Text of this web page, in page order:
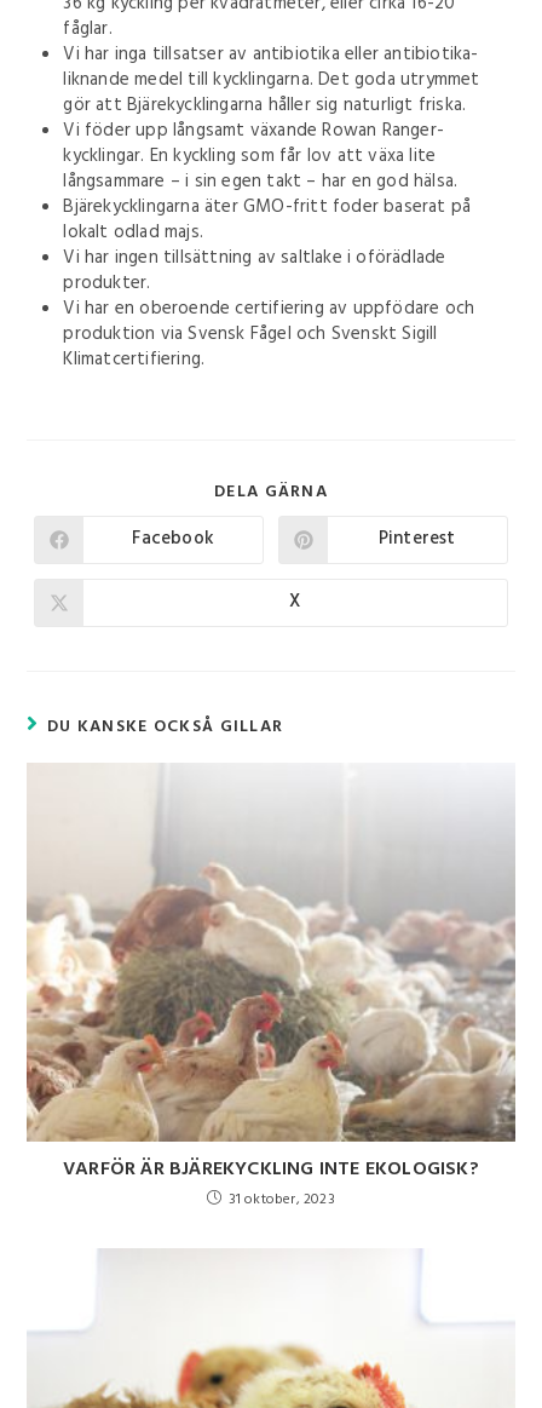
fåglar.
Vi har inga tillsatser av antibiotika eller antibiotika-
liknande medel till kycklingarna. Det goda utrymmet
gör att Bjärekycklingarna håller sig naturligt friska.
Vi föder upp långsamt växande Rowan Ranger-
kycklingar. En kyckling som får lov att växa lite
långsammare – i sin egen takt – har en god hälsa.
Bjärekycklingarna äter GMO-fritt foder baserat på
lokalt odlad majs.
Vi har ingen tillsättning av saltlake i oförädlade
produkter.
Vi har en oberoende certifiering av uppfödare och
produktion via Svensk Fågel och Svenskt Sigill
Klimatcertifiering.
DELA GÄRNA
Facebook Pinterest
X
DU KANSKE OCKSÅ GILLAR
VARFÖR ÄR BJÄREKYCKLING INTE EKOLOGISK?
31 oktober, 2023